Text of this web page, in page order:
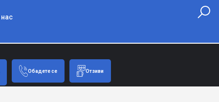
Обадете се Отзиви